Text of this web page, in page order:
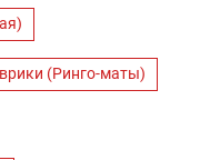
(Ринго-маты)